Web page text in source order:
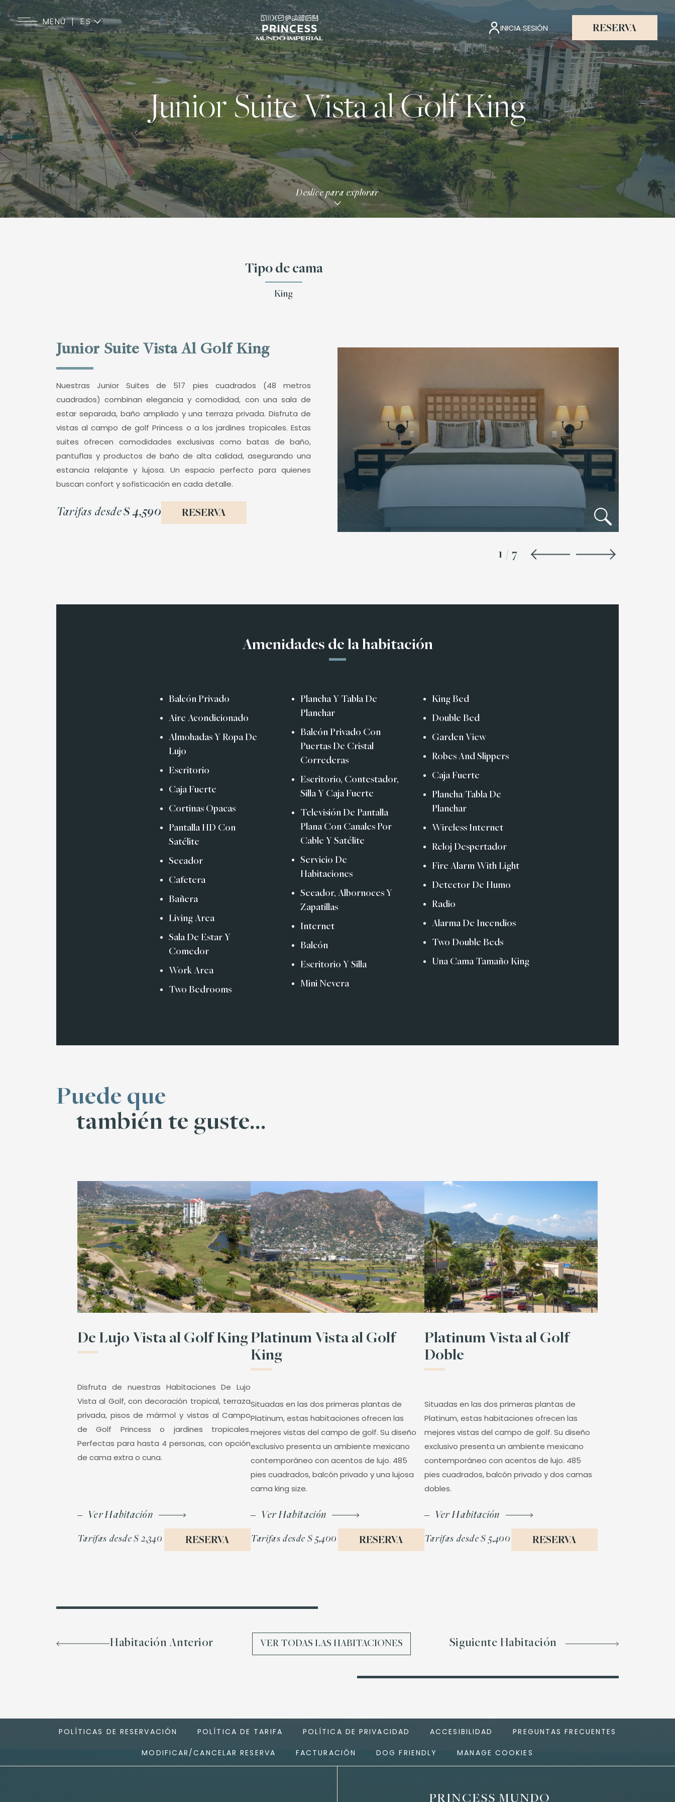
MENÚ
ES
EN
INICIA SESIÓN RESERVA
Junior Suite Vista al Golf King
Deslice para explorar
Tipo de cama
King
Junior Suite Vista Al Golf King
Nuestras Junior Suites de 517 pies cuadrados (48 metros
cuadrados) combinan elegancia y comodidad, con una sala de
estar separada, baño ampliado y una terraza privada. Disfruta de
vistas al campo de golf Princess o a los jardines tropicales. Estas
suites ofrecen comodidades exclusivas como batas de baño,
pantuflas y productos de baño de alta calidad, asegurando una
estancia relajante y lujosa. Un espacio perfecto para quienes
buscan confort y sofisticación en cada detalle.
Tarifas desde$ 4,590 RESERVA
1 / 7
Amenidades de la habitación
Balcón Privado
Aire Acondicionado
Almohadas Y Ropa De
Lujo
Escritorio
Caja Fuerte
Cortinas Opacas
Pantalla HD Con
Satélite
Secador
Cafetera
Bañera
Living Area
Sala De Estar Y
Comedor
Work Area
Two Bedrooms
Plancha Y Tabla De
Planchar
Balcón Privado Con
Puertas De Cristal
Correderas
Escritorio, Contestador,
Silla Y Caja Fuerte
Televisión De Pantalla
Plana Con Canales Por
Cable Y Satélite
Servicio De
Habitaciones
Secador, Albornoces Y
Zapatillas
Internet
Balcón
Escritorio Y Silla
Mini Nevera
King Bed
Double Bed
Garden View
Robes And Slippers
Caja Fuerte
Plancha/Tabla De
Planchar
Wireless Internet
Reloj Despertador
Fire Alarm With Light
Detector De Humo
Radio
Alarma De Incendios
Two Double Beds
Una Cama Tamaño King
Puede que
también te guste...
De Lujo Vista al Golf King
Disfruta de nuestras Habitaciones De Lujo
Vista al Golf, con decoración tropical, terraza
privada, pisos de mármol y vistas al Campo
de Golf Princess o jardines tropicales.
Perfectas para hasta 4 personas, con opción
de cama extra o cuna.
Ver Habitación
Tarifas desde $ 2,340 RESERVA
Platinum Vista al Golf
King
Situadas en las dos primeras plantas de
Platinum, estas habitaciones ofrecen las
mejores vistas del campo de golf. Su diseño
exclusivo presenta un ambiente mexicano
contemporáneo con acentos de lujo. 485
pies cuadrados, balcón privado y una lujosa
cama king size.
Ver Habitación
Tarifas desde $ 5,400 RESERVA
Platinum Vista al Golf
Doble
Situadas en las dos primeras plantas de
Platinum, estas habitaciones ofrecen las
mejores vistas del campo de golf. Su diseño
exclusivo presenta un ambiente mexicano
contemporáneo con acentos de lujo. 485
pies cuadrados, balcón privado y dos camas
dobles.
Ver Habitación
Tarifas desde $ 5,400 RESERVA
Habitación Anterior VER TODAS LAS HABITACIONES Siguiente Habitación
POLÍTICAS DE RESERVACIÓN POLÍTICA DE TARIFA POLÍTICA DE PRIVACIDAD ACCESIBILIDAD PREGUNTAS FRECUENTES
MODIFICAR/CANCELAR RESERVA FACTURACIÓN DOG FRIENDLY MANAGE COOKIES
PRINCESS MUNDO